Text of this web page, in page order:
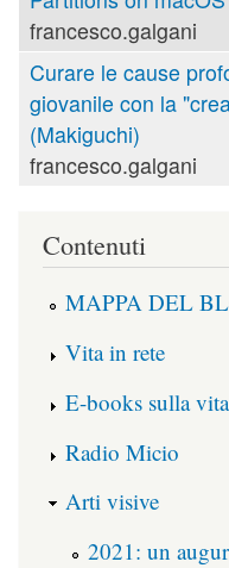
francesco.galgani
Curare le cause
giovanile con la
(Makiguchi)
francesco.galgani
Contenuti
MAPPA DEL
Vita in rete
E-books sulla
Radio Micio
Arti visive
2021: un